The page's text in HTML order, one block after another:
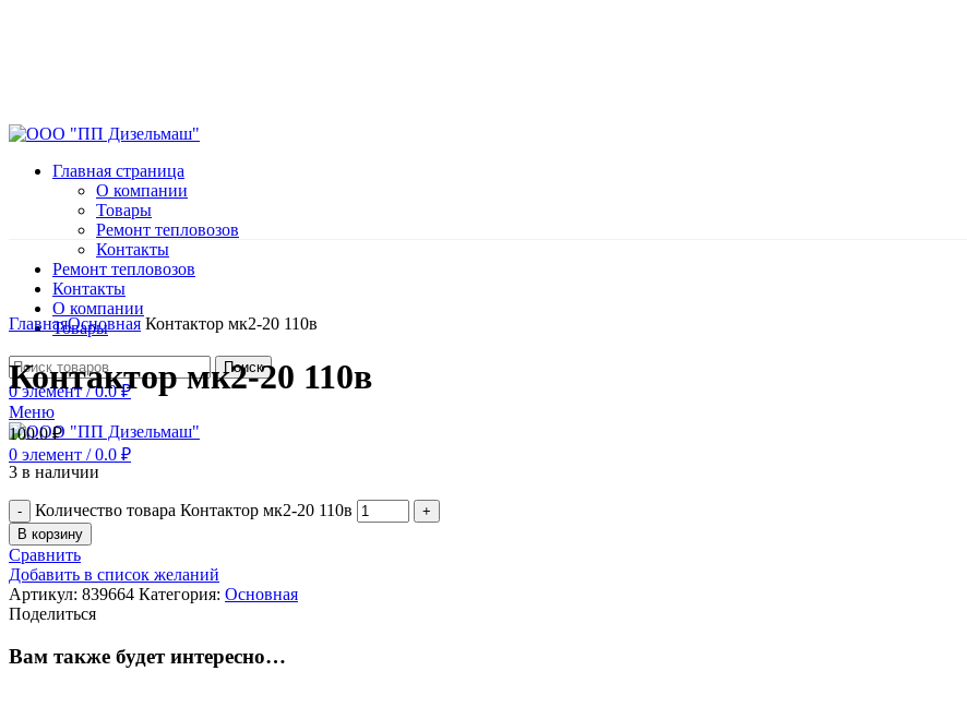
Главная страница
О компании
Товары
Ремонт тепловозов
Контакты
Ремонт тепловозов
Контакты
О компании
Товары
Поиск
0элемент / 0.0₽
Меню
0 элемент / 0.0 ₽
Нажмите, чтобы увеличить
ГлавнаяОсновная Контактор мк2-20 110в
Контактор мк2-20 110в
100.0₽
3 в наличии
Количество товара Контактор мк2-20 110в
В корзину
Сравнить
Добавить в список желаний
Артикул: 839664 Категория: Основная
Поделиться
Вам также будет интересно…